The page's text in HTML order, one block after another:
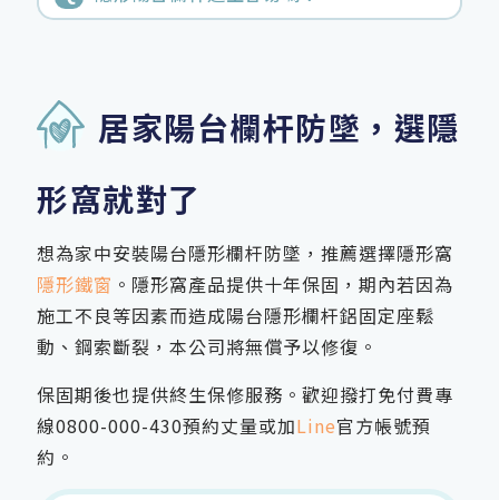
居家陽台欄杆防墜，選隱
形窩就對了
想為家中安裝陽台隱形欄杆防墜，推薦選擇隱形窩
隱形鐵窗 。隱形窩產品提供十年保固，期內若因為
施工不良等因素而造成陽台隱形欄杆鋁固定座鬆
動、鋼索斷裂，本公司將無償予以修復。
保固期後也提供終生保修服務。歡迎撥打免付費專
線0800-000-430預約丈量或加Line官方帳號預
約。